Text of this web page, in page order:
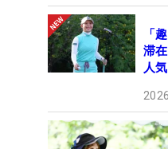
「
滞
人